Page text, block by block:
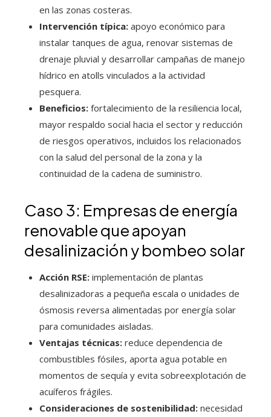
en las zonas costeras.
Intervención típica: apoyo económico para
instalar tanques de agua, renovar sistemas de
drenaje pluvial y desarrollar campañas de manejo
hídrico en atolls vinculados a la actividad
pesquera.
Beneficios: fortalecimiento de la resiliencia local,
mayor respaldo social hacia el sector y reducción
de riesgos operativos, incluidos los relacionados
con la salud del personal de la zona y la
continuidad de la cadena de suministro.
Caso 3: Empresas de energía
renovable que apoyan
desalinización y bombeo solar
Acción RSE: implementación de plantas
desalinizadoras a pequeña escala o unidades de
ósmosis reversa alimentadas por energía solar
para comunidades aisladas.
Ventajas técnicas: reduce dependencia de
combustibles fósiles, aporta agua potable en
momentos de sequía y evita sobreexplotación de
acuíferos frágiles.
Consideraciones de sostenibilidad: necesidad